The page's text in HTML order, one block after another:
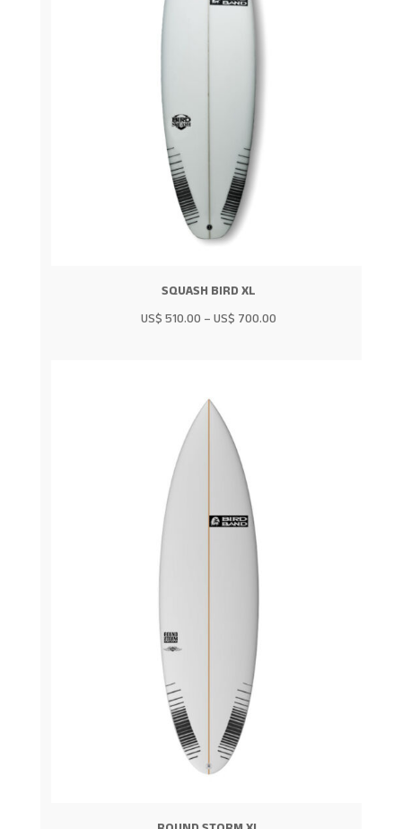
SQUASH BIRD XL
US$ 510.00 –US$ 700.00